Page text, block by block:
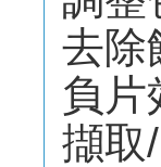
去除
負片
擷取